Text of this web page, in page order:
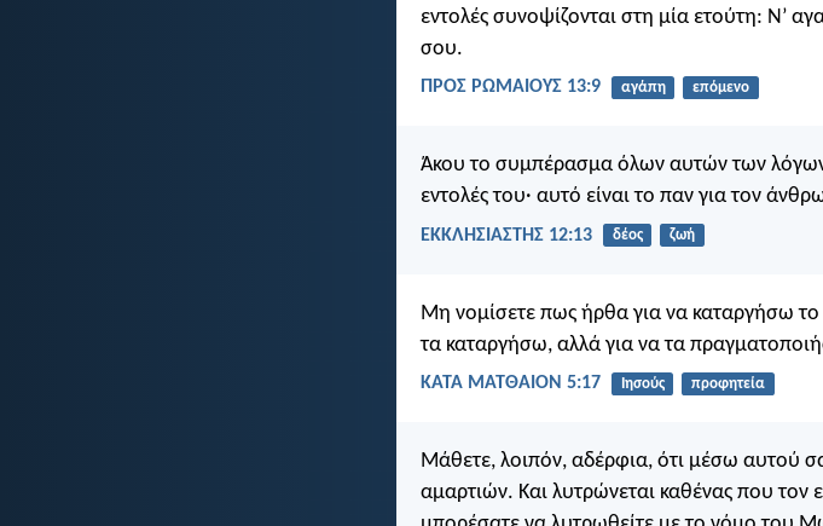
εντολές συνοψίζονται στη μία ετούτη: Ν’
σου.
ΠΡΟΣ ΡΩΜΑΙΟΥΣ 13:9 αγάπη επόμενο
Άκου το συμπέρασμα όλων αυτών των
εντολές του· αυτό είναι το παν για τον
ΕΚΚΛΗΣΙΑΣΤΗΣ 12:13 δέος ζωή
Μη νομίσετε πως ήρθα για να καταργήσω
τα καταργήσω, αλλά για να τα
ΚΑΤΑ ΜΑΤΘΑΙΟΝ 5:17 Ιησούς προφητεία
Μάθετε, λοιπόν, αδέρφια, ότι μέσω αυτού
αμαρτιών. Και λυτρώνεται καθένας που τον